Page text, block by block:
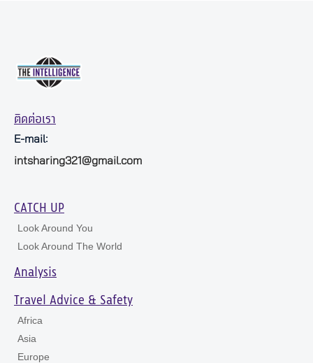
ติดต่อเรา
E-mail:
intsharing321@gmail.com
CATCH UP
Look Around You
Look Around The World
Analysis
Travel Advice & Safety
Africa
Asia
Europe